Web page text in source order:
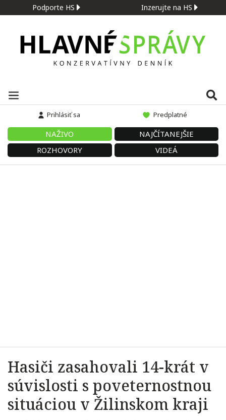
Podporte HS Inzerujte na HS
Prihlásiť sa Predplatné
NAŽIVO
NAJČÍTANEJŠIE
ROZHOVORY
VIDEÁ
Hasiči zasahovali 14-krát v
súvislosti s poveternostnou
situáciou v Žilinskom kraji